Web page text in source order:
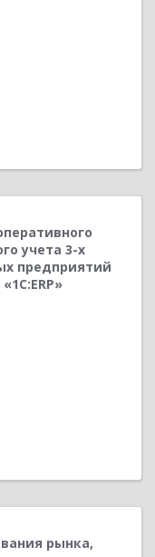
учета 3-х
предприятий
рынка,